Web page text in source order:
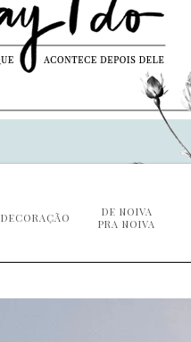
DECORAÇÃO
DE NOIVA
PRA NOIVA